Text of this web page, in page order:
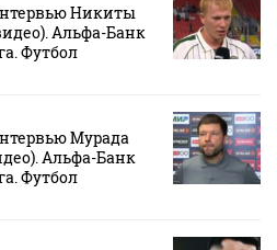
Никиты
Альфа-Банк
Футбол
Мурада
Альфа-Банк
Футбол